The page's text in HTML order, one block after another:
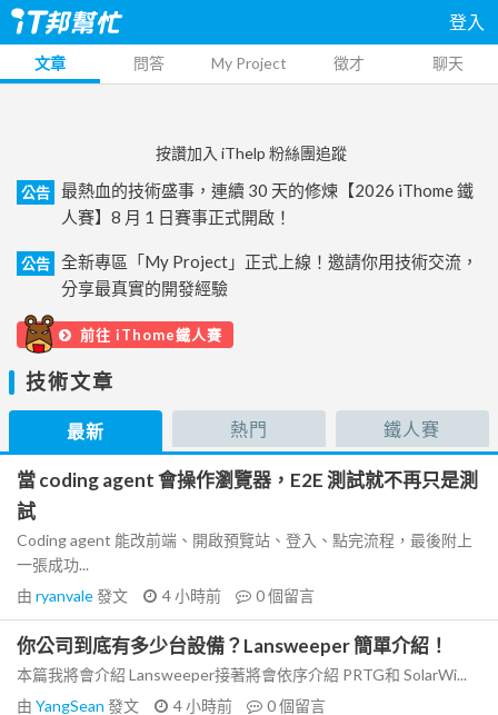
登入
文章 問答 My Project 徵才 聊天
按讚加入 iThelp 粉絲團追蹤
公告
最熱血的技術盛事，連續 30 天的修煉【2026 iThome 鐵
人賽】8 月 1 日賽事正式開啟！
公告
全新專區「My Project」正式上線！邀請你用技術交流，
分享最真實的開發經驗
前往 iThome鐵人賽
技術文章
最新 熱門 鐵人賽
當 coding agent 會操作瀏覽器，E2E 測試就不再只是測
試
Coding agent 能改前端、開啟預覽站、登入、點完流程，最後附上
一張成功...
由 ryanvale發文 4 小時前 0個留言
你公司到底有多少台設備？Lansweeper 簡單介紹！
本篇我將會介紹 Lansweeper接著將會依序介紹 PRTG和 SolarWi...
由 YangSean 發文 4 小時前 0個留言